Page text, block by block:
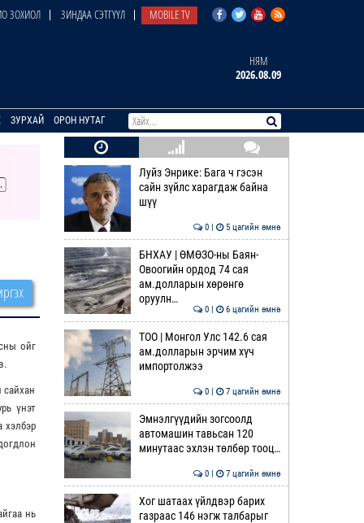
ЗОХИОЛ ЗИНДАА СЭТГҮҮЛ MOBILE TV
НЯМ
2026.08.09
ЗУРХАЙ ОРОН НУТАГ
ойг
үнэт
хэлбэр
нь
Луйз Энрике: Бага ч гэсэн
сайн зүйлс харагдаж байна
шүү
0 | 5 цагийн өмнө
БНХАУ | ӨМӨЗО-ны Баян-
Овоогийн ордод 74 сая
ам.долларын хөрөнгө
оруулн…
0 | 6 цагийн өмнө
ТОО | Монгол Улс 142.6 сая
ам.долларын эрчим хүч
импортолжээ
0 | 7 цагийн өмнө
Эмнэлгүүдийн зогсоолд
автомашин тавьсан 120
минутаас эхлэн төлбөр тооц…
0 | 7 цагийн өмнө
Хог шатаах үйлдвэр барих
газраас 146 нэгж талбарыг